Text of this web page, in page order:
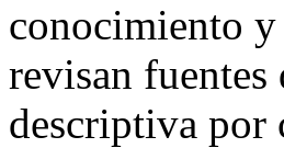
conocimiento y
revisan
descriptiva por